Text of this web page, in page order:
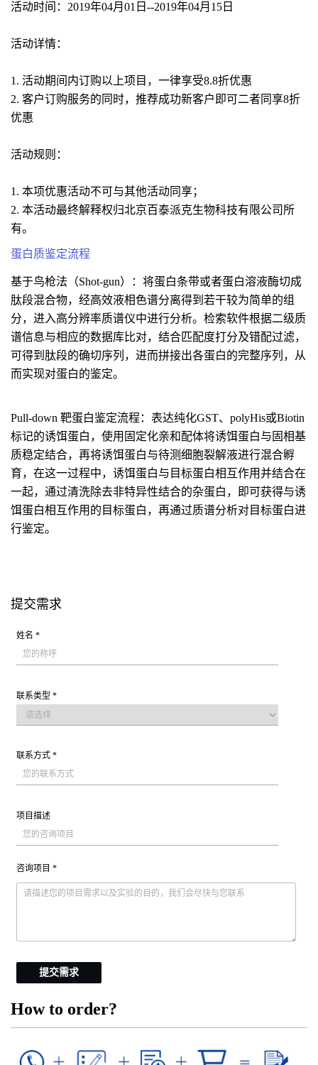
活动时间：2019年04月01日--2019年04月15日
活动详情：
1. 活动期间内订购以上项目，一律享受8.8折优惠
2. 客户订购服务的同时，推荐成功新客户即可二者同享8折
优惠
活动规则：
1. 本项优惠活动不可与其他活动同享；
2. 本活动最终解释权归北京百泰派克生物科技有限公司所
有。
蛋白质鉴定流程
基于鸟枪法（Shot-gun）：将蛋白条带或者蛋白溶液酶切成
肽段混合物，经高效液相色谱分离得到若干较为简单的组
分，进入高分辨率质谱仪中进行分析。检索软件根据二级质
谱信息与相应的数据库比对，结合匹配度打分及错配过滤，
可得到肽段的确切序列，进而拼接出各蛋白的完整序列，从
而实现对蛋白的鉴定。
Pull-down 靶蛋白鉴定流程：表达纯化GST、polyHis或Biotin
标记的诱饵蛋白，使用固定化亲和配体将诱饵蛋白与固相基
质稳定结合，再将诱饵蛋白与待测细胞裂解液进行混合孵
育，在这一过程中，诱饵蛋白与目标蛋白相互作用并结合在
一起，通过清洗除去非特异性结合的杂蛋白，即可获得与诱
饵蛋白相互作用的目标蛋白，再通过质谱分析对目标蛋白进
行鉴定。
提交需求
姓名 *
联系类型 *
联系方式 *
项目描述
咨询项目 *
提交需求
How to order?